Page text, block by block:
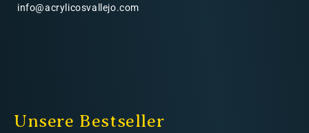
info@acrylicosvallejo.com
Unsere Bestseller